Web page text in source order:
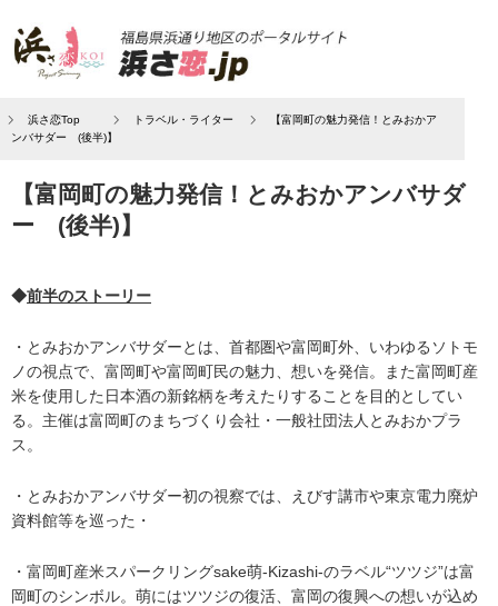
浜さ恋Top トラベル・ライター
【富岡町の魅力発信！とみおかア
ンバサダー (後半)】
【富岡町の魅力発信！とみおかアンバサダ
ー (後半)】
◆前半のストーリー
・とみおかアンバサダーとは、首都圏や富岡町外、いわゆるソトモ
ノの視点で、富岡町や富岡町民の魅力、想いを発信。また富岡町産
米を使用した日本酒の新銘柄を考えたりすることを目的としてい
る。主催は富岡町のまちづくり会社・一般社団法人とみおかプラ
ス。
・とみおかアンバサダー初の視察では、えびす講市や東京電力廃炉
資料館等を巡った・
・富岡町産米スパークリングsake萌-Kizashi-のラベル“ツツジ”は富
岡町のシンボル。萌にはツツジの復活、富岡の復興への想いが込め